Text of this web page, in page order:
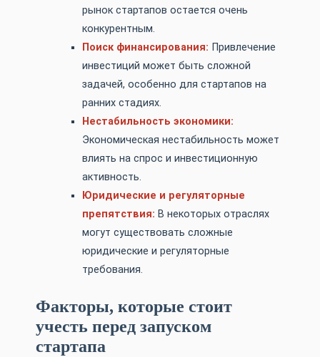
рынок стартапов остается очень
конкурентным.
Поиск финансирования: Привлечение
инвестиций может быть сложной
задачей, особенно для стартапов на
ранних стадиях.
Нестабильность экономики:
Экономическая нестабильность может
влиять на спрос и инвестиционную
активность.
Юридические и регуляторные
препятствия: В некоторых отраслях
могут существовать сложные
юридические и регуляторные
требования.
Факторы, которые стоит
учесть перед запуском
стартапа